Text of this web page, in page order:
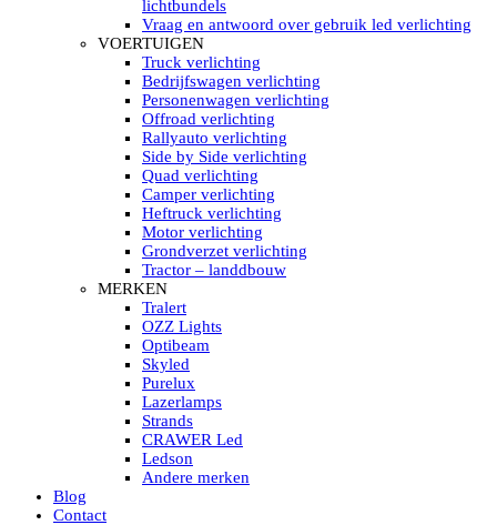
Subcategorieën Led zoeklichten
HELLA MARINE LED
Sea Hawk – Light Bars
Sea Hawk – Light Bars – Edge Light
Sea Hawk – Work Lights
RokLUME Led werklampen
HypaLUME Led werklampen
Subcategorieën Hella Marine Led
LED STRIPS
Led strip flexibel Click & Go
Led strip RGB op rol
Led strip IP68 waterdicht
Led strip kleur wit
Led strips Vantage
Led strip met ingebouwde accu
Subcategorieën Led strips
LED INTERIEUR VERLICHTING
Led verlichting interieur PIR / Touch
LED Armatuur met Strip 220V
Led strips
Subcategorieën Led interieur
PORTABLE ACCU LED LAMP
Led hoofdlamp
Camping led verlichting
Led zaklamp
Accu werklamp
lichtbundels
Vraag en antwoord over gebruik led verlichting
VOERTUIGEN
Truck verlichting
Bedrijfswagen verlichting
Personenwagen verlichting
Offroad verlichting
Rallyauto verlichting
Side by Side verlichting
Quad verlichting
Camper verlichting
Heftruck verlichting
Motor verlichting
Grondverzet verlichting
Tractor – landdbouw
MERKEN
Tralert
OZZ Lights
Optibeam
Skyled
Purelux
Lazerlamps
Strands
CRAWER Led
Ledson
Andere merken
Blog
Contact